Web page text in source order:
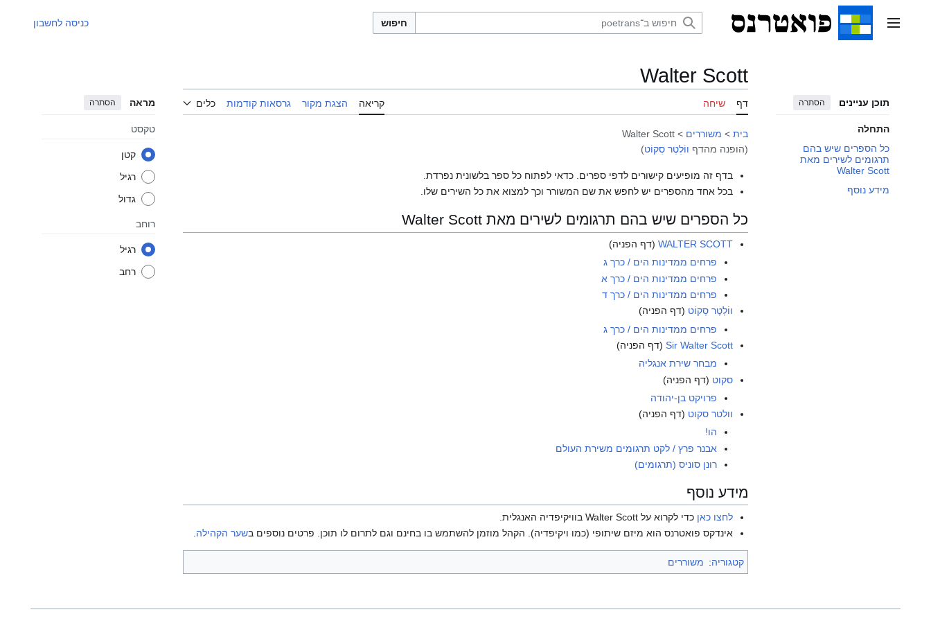
תפריט ראשי חיפוש כניסה לחשבון
תוכן עניינים הסתרה
התחלה
כל הספרים שיש בהם
תרגומים לשירים מאת
Walter Scott
מידע נוסף
Walter Scott
דף שיחה קריאה הצגת מקור גרסאות קודמות כלים מראה הסתרה
טקסט
קטן
רגיל
גדול
רוחב
רגיל
רחב
בית > משוררים >
Walter Scott
(הופנה מהדף ווֹלְטֶר סְקוֹט)
בדף זה מופיעים קישורים לדפי ספרים. כדאי לפתוח כל ספר בלשונית נפרדת.
בכל אחד מהספרים יש לחפש את שם המשורר וכך למצוא את כל השירים שלו.
כל הספרים שיש בהם תרגומים לשירים מאת Walter Scott
WALTER SCOTT (דף הפניה)
פרחים ממדינות הים / כרך ג
פרחים ממדינות הים / כרך א
פרחים ממדינות הים / כרך ד
ווֹלְטֶר סְקוֹט (דף הפניה)
פרחים ממדינות הים / כרך ג
Sir Walter Scott (דף הפניה)
מבחר שירת אנגליה
סקוט (דף הפניה)
פרויקט בן-יהודה
וולטר סקוט (דף הפניה)
הו!
אבנר פרץ / לקט תרגומים משירת העולם
רונן סוניס (תרגומים)
מידע נוסף
לחצו כאן כדי לקרוא על Walter Scott בוויקיפדיה האנגלית.
אינדקס פואטרנס הוא מיזם שיתופי (כמו ויקיפדיה). הקהל מוזמן להשתמש בו בחינם וגם לתרום לו תוכן. פרטים נוספים בשער הקהילה
קטגוריה: משוררים